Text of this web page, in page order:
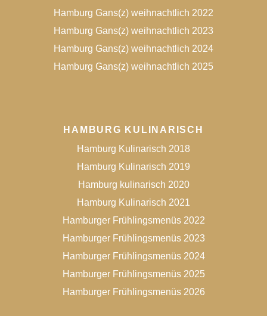
Hamburg Gans(z) weihnachtlich 2022
Hamburg Gans(z) weihnachtlich 2023
Hamburg Gans(z) weihnachtlich 2024
Hamburg Gans(z) weihnachtlich 2025
HAMBURG KULINARISCH
Hamburg Kulinarisch 2018
Hamburg Kulinarisch 2019
Hamburg kulinarisch 2020
Hamburg Kulinarisch 2021
Hamburger Frühlingsmenüs 2022
Hamburger Frühlingsmenüs 2023
Hamburger Frühlingsmenüs 2024
Hamburger Frühlingsmenüs 2025
Hamburger Frühlingsmenüs 2026